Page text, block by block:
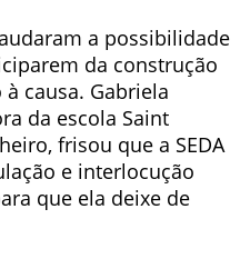
a possibilidade
da construção
causa. Gabriela
da escola Saint
frisou que a SEDA
e interlocução
que ela deixe de